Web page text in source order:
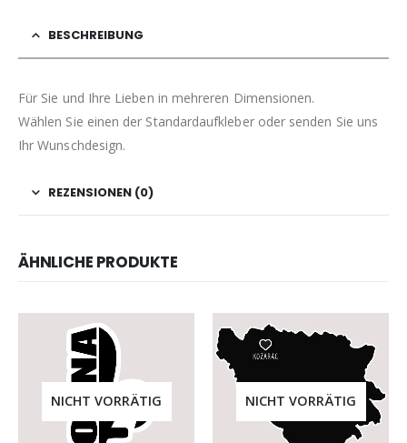
BESCHREIBUNG
Für Sie und Ihre Lieben in mehreren Dimensionen.
Wählen Sie einen der Standardaufkleber oder senden Sie uns
Ihr Wunschdesign.
REZENSIONEN (0)
ÄHNLICHE PRODUKTE
NICHT VORRÄTIG NICHT VORRÄTIG